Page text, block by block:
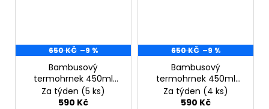
650 KČ –9 %
Bambusový
termohrnek 450ml
Buldoček II
Za týden (5 ks)
590 Kč
650 KČ –9 %
Bambusový
termohrnek 450ml
Buldoček III
Za týden (4 ks)
590 Kč